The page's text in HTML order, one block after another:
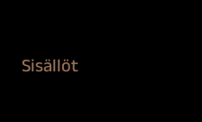
Sisällöt